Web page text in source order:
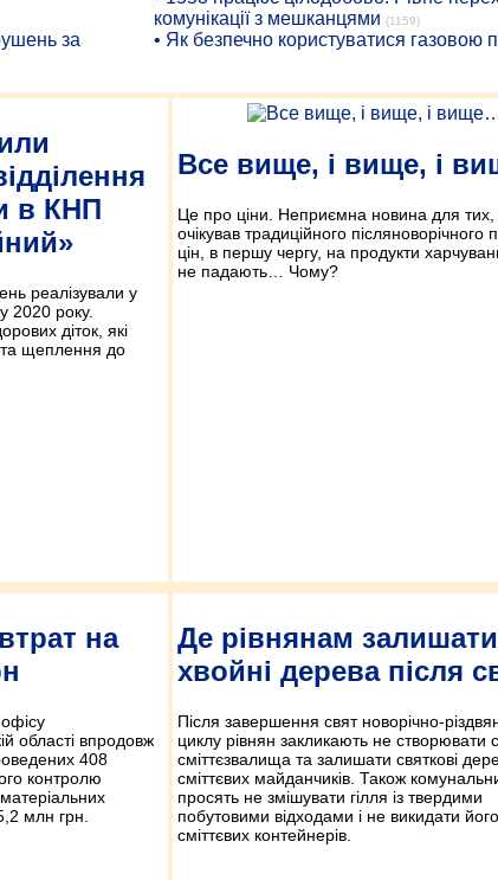
за
комунікації з мешканцями (1159)
• Як безпечно користуватися газовою
в КНП
реалізували у
2020 року.
діток, які
та щеплення до
Все вище, і вище, і
Це про ціни. Неприємна новина для тих,
очікував традиційного післяноворічного
цін, в першу чергу, на продукти
не падають… Чому?
на
області впродовж
408
контролю
млн грн.
Де рівнянам залишати
хвойні дерева після
Після завершення свят новорічно-
циклу рівнян закликають не створювати
сміттєзвалища та залишати святкові
сміттєвих майданчиків. Також
просять не змішувати гілля із твердими
побутовими відходами і не викидати
сміттєвих контейнерів.